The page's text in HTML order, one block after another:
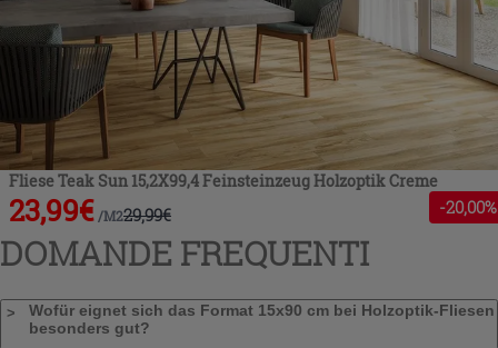
Fliese Teak Sun 15,2X99,4 Feinsteinzeug Holzoptik Creme
23,99€ /M229,99€ -20,00%
DOMANDE FREQUENTI
Wofür eignet sich das Format 15x90 cm bei Holzoptik-Fliesen
besonders gut?